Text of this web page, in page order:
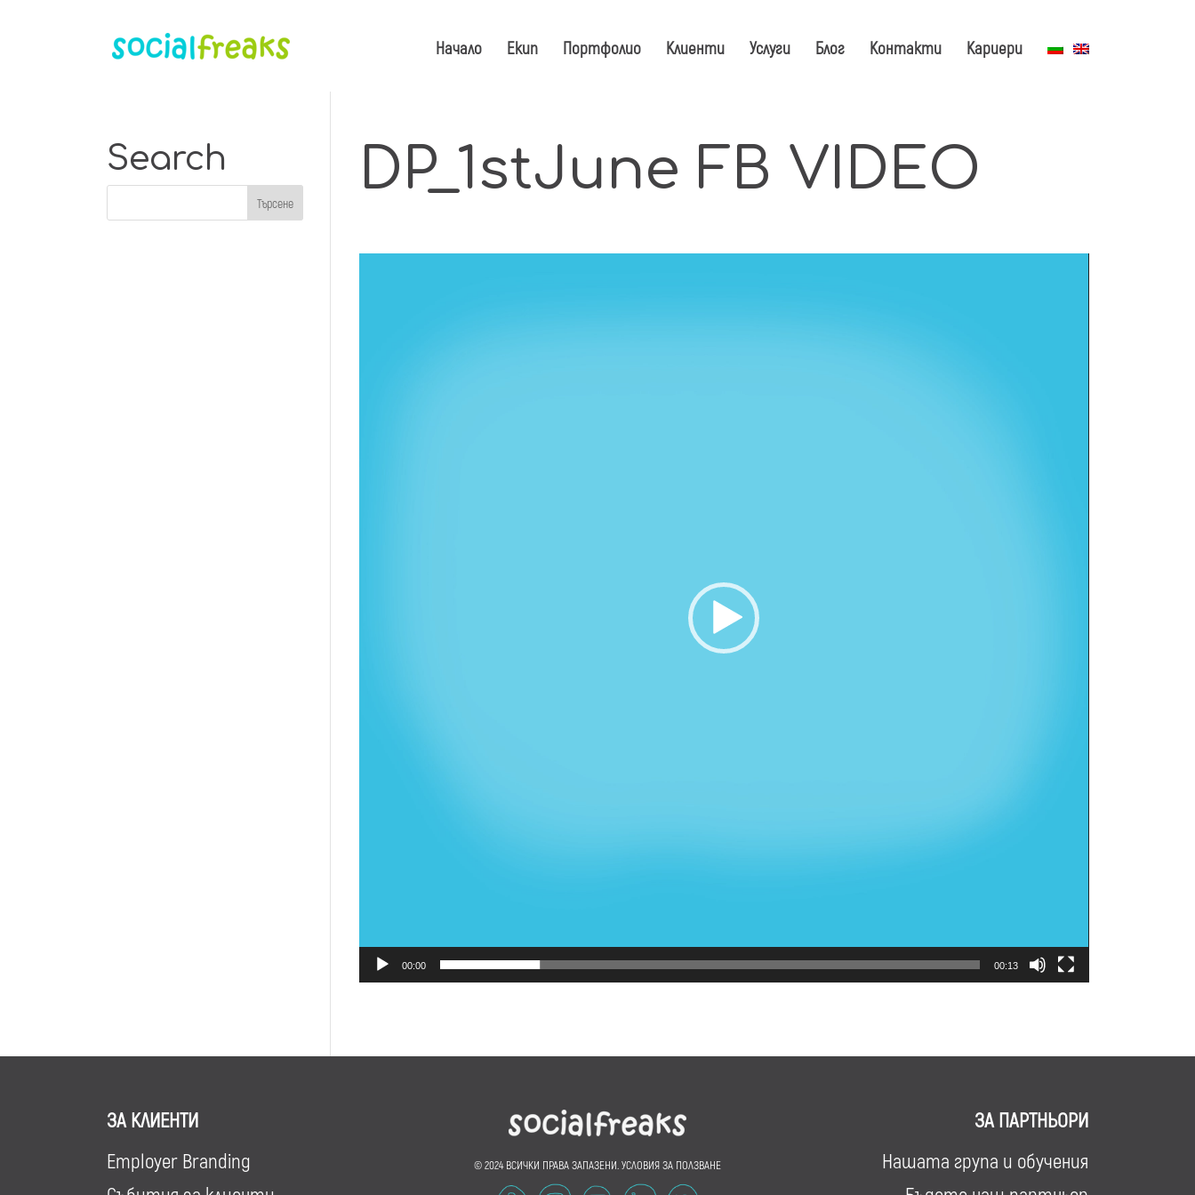
Начало Екип Портфолио Клиенти Услуги Блог Контакти Кариери
DP_1stJune FB VIDEO
00:00 00:13
Search
ЗА КЛИЕНТИ
Employer Branding
© 2024 ВСИЧКИ ПРАВА ЗАПАЗЕНИ.УСЛОВИЯ ЗА ПОЛЗВАНЕ
ЗА ПАРТНЬОРИ
Нашата група и обучения